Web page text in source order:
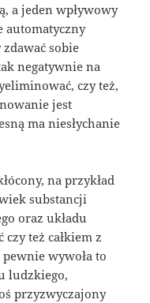
a jeden wpływowy
automatyczny
sobie
negatywnie na
czy też,
jest
ma niesłychanie
na przykład
substancji
oraz układu
też całkiem z
wywoła to
ludzkiego,
przyzwyczajony